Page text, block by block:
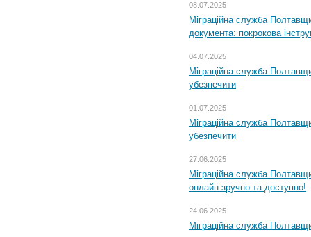
08.07.2025
Міграційна служба
документа: покрокова
04.07.2025
Міграційна служба
убезпечити
01.07.2025
Міграційна служба
убезпечити
27.06.2025
Міграційна служба
онлайн зручно та доступно!
24.06.2025
Міграційна служба